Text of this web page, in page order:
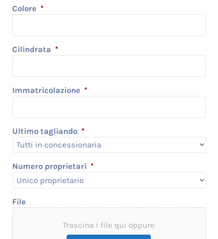
Colore *
Cilindrata *
Immatricolazione *
Ultimo tagliando *
Numero proprietari *
File
Trascina i file qui oppure